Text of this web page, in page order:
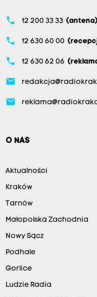
phone 12 200 33 33 (antena)
phone 12 630 60 00
phone 12 630 62 06
email
email
O NAS
Aktualności
Kraków
Tarnów
Małopolska Zachodnia
Nowy Sącz
Podhale
Gorlice
Ludzie Radia